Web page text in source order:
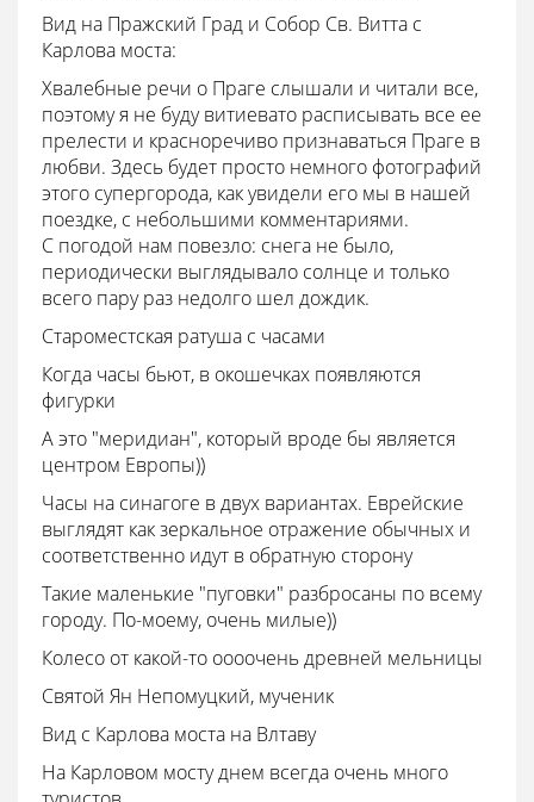
Вид на Пражский Град и Собор Св. Витта с
Карлова моста:
Хвалебные речи о Праге слышали и читали все,
поэтому я не буду витиевато расписывать все ее
прелести и красноречиво признаваться Праге в
любви. Здесь будет просто немного фотографий
этого супергорода, как увидели его мы в нашей
поездке, с небольшими комментариями.
С погодой нам повезло: снега не было,
периодически выглядывало солнце и только
всего пару раз недолго шел дождик.
Староместская ратуша с часами
Когда часы бьют, в окошечках появляются
фигурки
А это "меридиан", который вроде бы является
центром Европы))
Часы на синагоге в двух вариантах. Еврейские
выглядят как зеркальное отражение обычных и
соответственно идут в обратную сторону
Такие маленькие "пуговки" разбросаны по всему
городу. По-моему, очень милые))
Колесо от какой-то оооочень древней мельницы
Святой Ян Непомуцкий, мученик
Вид с Карлова моста на Влтаву
На Карловом мосту днем всегда очень много